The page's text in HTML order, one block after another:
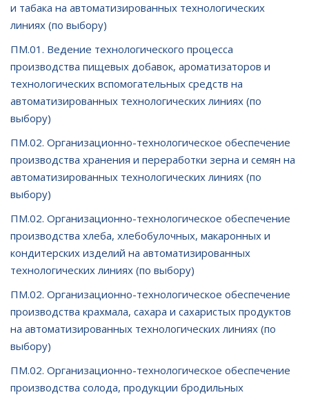
и табака на автоматизированных технологических
линиях (по выбору)
ПМ.01. Ведение технологического процесса
производства пищевых добавок, ароматизаторов и
технологических вспомогательных средств на
автоматизированных технологических линиях (по
выбору)
ПМ.02. Организационно-технологическое обеспечение
производства хранения и переработки зерна и семян на
автоматизированных технологических линиях (по
выбору)
ПМ.02. Организационно-технологическое обеспечение
производства хлеба, хлебобулочных, макаронных и
кондитерских изделий на автоматизированных
технологических линиях (по выбору)
ПМ.02. Организационно-технологическое обеспечение
производства крахмала, сахара и сахаристых продуктов
на автоматизированных технологических линиях (по
выбору)
ПМ.02. Организационно-технологическое обеспечение
производства солода, продукции бродильных